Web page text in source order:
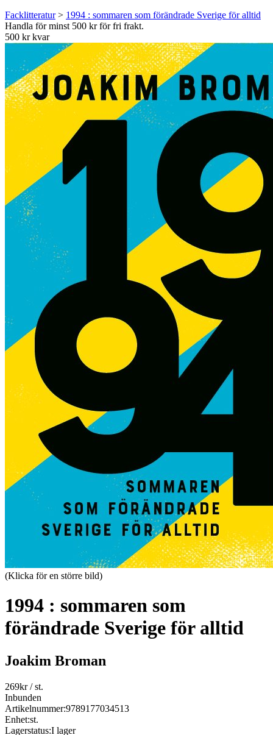
Facklitteratur> 1994 : sommaren som förändrade Sverige för alltid
Handla för minst 500 kr för fri frakt.
500 kr kvar
(Klicka för en större bild)
1994 : sommaren som
förändrade Sverige för alltid
Joakim Broman
269kr/ st.
Inbunden
Artikelnummer:9789177034513
Enhet:st.
Lagerstatus:I lager